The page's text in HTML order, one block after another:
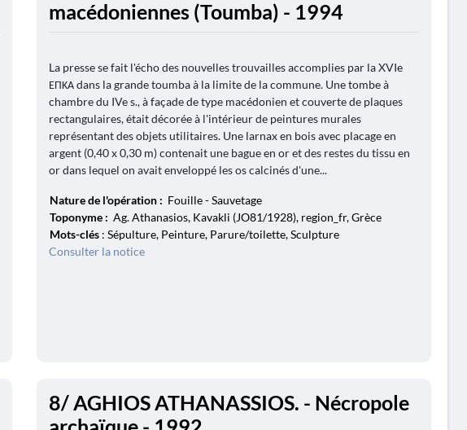
macédoniennes (Toumba) - 1994
La presse se fait l'écho des nouvelles trouvailles accomplies par la XVIe
ΕΠΚΑ dans la grande toumba à la limite de la commune. Une tombe à
chambre du IVe s., à façade de type macédonien et couverte de plaques
rectangulaires, était décorée à l'intérieur de peintures murales
représentant des objets utilitaires. Une larnax en bois avec placage en
argent (0,40 x 0,30 m) contenait une bague en or et des restes du tissu en
or dans lequel on avait enveloppé les os calcinés d'une...
Nature de l'opération : Fouille - Sauvetage
Toponyme : Ag. Athanasios, Kavakli (JO81/1928), region_fr, Grèce
Mots-clés : Sépulture, Peinture, Parure/toilette, Sculpture
Consulter la notice
8/ AGHIOS ATHANASSIOS. - Nécropole